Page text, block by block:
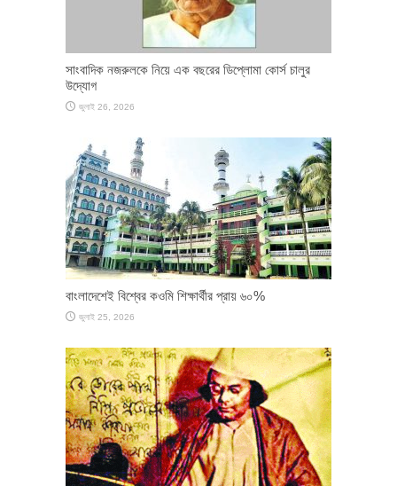
সাংবাদিক নজরুলকে নিয়ে এক বছরের ডিপ্লোমা কোর্স চালুর
উদ্যোগ
জুলাই 26, 2026
বাংলাদেশেই বিশ্বের কওমি শিক্ষার্থীর প্রায় ৬০%
জুলাই 25, 2026